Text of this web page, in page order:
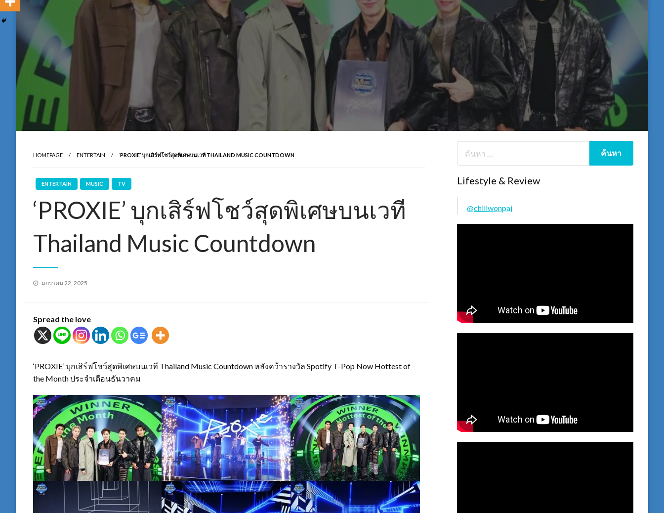
HOMEPAGE ENTERTAIN ‘PROXIE’ บุกเสิร์ฟโชว์สุดพิเศษบนเวที THAILAND MUSIC COUNTDOWN
ENTERTAIN MUSIC TV
‘PROXIE’ บุกเสิร์ฟโชว์สุดพิเศษบนเวที
Thailand Music Countdown
Posted
มกราคม 22, 2025
Spread the love
‘PROXIE’ บุกเสิร์ฟโชว์สุดพิเศษบนเวที Thailand Music Countdown หลังคว้ารางวัล Spotify T-Pop Now Hottest of
the Month ประจำเดือนธันวาคม
Lifestyle & Review
@chillwonpai